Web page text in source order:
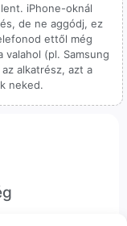
iPhone-oknál
de ne aggódj, ez
ettől még
(pl. Samsung
alkatrész, azt a
neked.